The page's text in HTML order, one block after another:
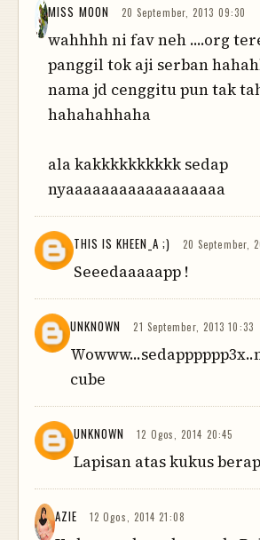
MISS MOON 20 September, 2013 09:30
wahhhh ni fav neh ....org
panggil tok aji serban
nama jd cenggitu pun tak
hahahahhaha
ala kakkkkkkkkkk sedap
nyaaaaaaaaaaaaaaaaaa
THIS IS KHEEN_A ;) 20 September,
Seeedaaaaapp !
UNKNOWN 21 September, 2013 10:33
cube
UNKNOWN 12 Ogos, 2014 20:45
Lapisan atas kukus
AZIE 12 Ogos, 2014 21:08